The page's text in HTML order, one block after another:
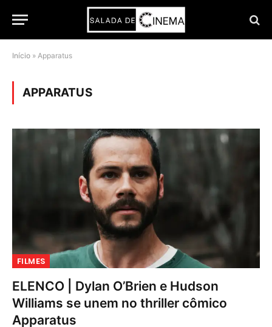
Início » Apparatus
APPARATUS
FILMES
ELENCO | Dylan O’Brien e Hudson
Williams se unem no thriller cômico
Apparatus